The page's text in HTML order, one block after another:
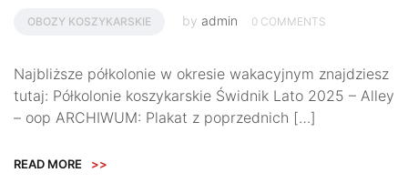
OBOZY KOSZYKARSKIE by admin 0 COMMENTS
Najbliższe półkolonie w okresie wakacyjnym znajdziesz
tutaj: Półkolonie koszykarskie Świdnik Lato 2025 – Alley
– oop ARCHIWUM: Plakat z poprzednich […]
READ MORE >>